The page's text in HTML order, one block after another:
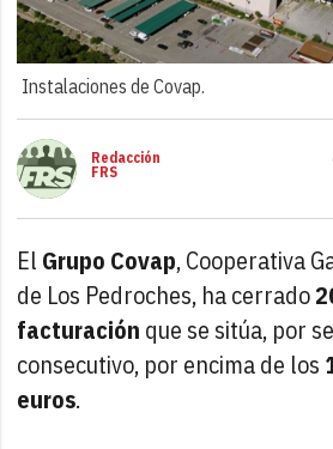
Instalaciones de Covap.
Redacción
FRS
El Grupo Covap, Cooperativa
de Los Pedroches, ha cerrado
facturación que se sitúa, por
consecutivo, por encima de los
euros.